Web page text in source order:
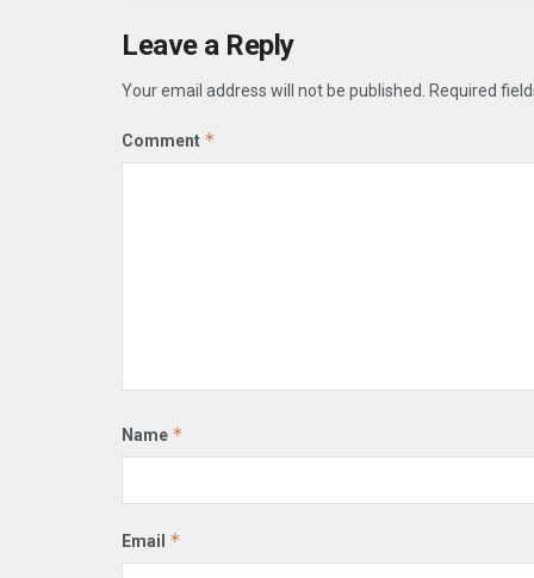
Leave a Reply
Your email address will not be published. Required
Comment *
Name *
Email *